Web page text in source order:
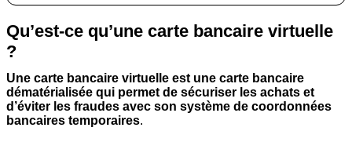
Qu’est-ce qu’une carte bancaire virtuelle
?
Une carte bancaire virtuelle est une carte bancaire
dématérialisée qui permet de sécuriser les achats et
d’éviter les fraudes avec son système de coordonnées
bancaires temporaires.